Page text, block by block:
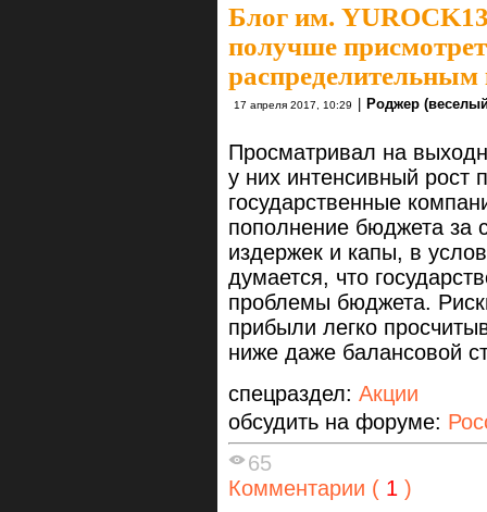
Блог им.
получше
17 апреля 2017, 10:29 Роджер
Просматривал на
у них интенсивный рост
государственные
пополнение бюджета за
издержек и капы, в
думается, что
проблемы бюджета.
прибыли легко
ниже даже балансовой
спецраздел: Акции
обсудить на форуме:
65
Комментарии ( 1 )